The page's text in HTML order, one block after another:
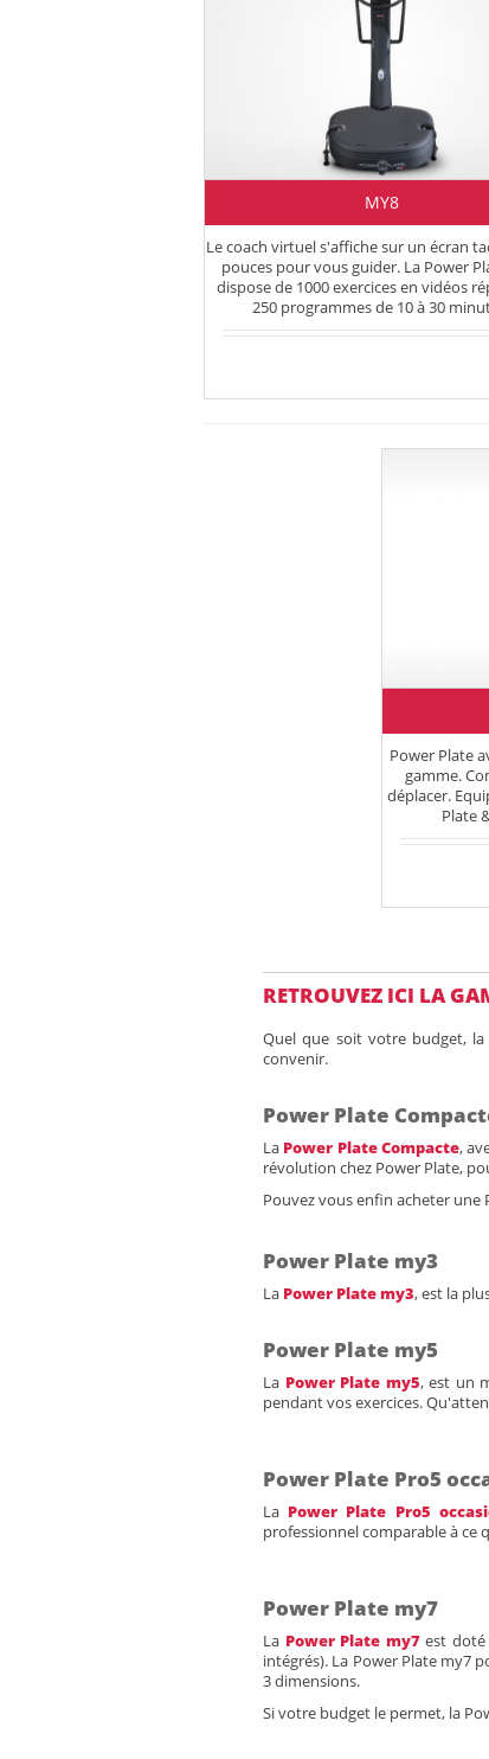
MY8
Le coach virtuel s'affiche sur un écran
pouces pour vous guider. La Power
dispose de 1000 exercices en vidéos
250 programmes de 10 à 30
Power Plate
gamme.
déplacer.
Plate
RETROUVEZ ICI LA
Quel que soit votre budget,
convenir.
Power Plate
La Power Plate Compacte,
révolution chez Power Plate,
Pouvez vous enfin acheter une
Power Plate my3
La Power Plate my3, est la
Power Plate my5
La Power Plate my5, est un
pendant vos exercices.
Power Plate Pro5
La Power Plate Pro5
professionnel comparable à ce
Power Plate my7
La Power Plate my7 est doté
intégrés). La Power Plate my7
3 dimensions.
Si votre budget le permet, la